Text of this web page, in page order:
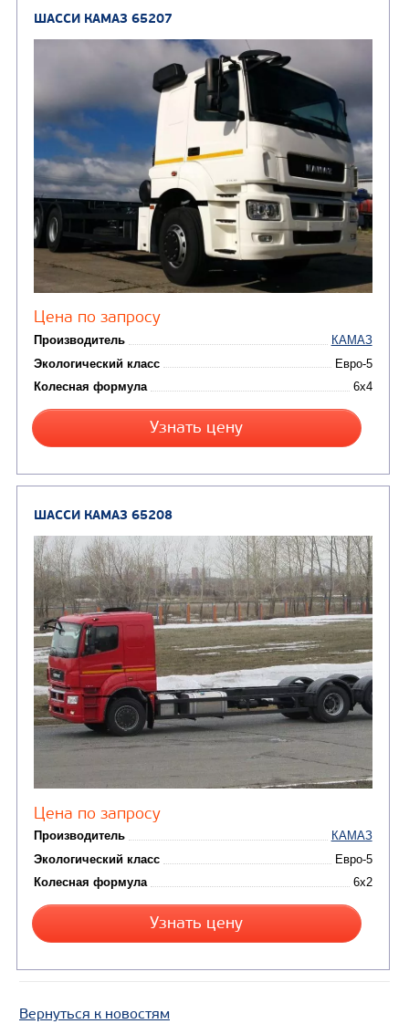
Узнать цену
ШАССИ КАМАЗ 6520
Цена по запросу
Производитель
Экологический класс
Колесная формула
Узнать цену
Вернуться к новостям